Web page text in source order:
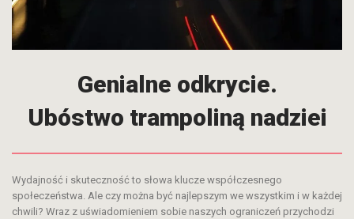
Genialne odkrycie.
Ubóstwo trampoliną nadziei
Wydajność i skuteczność to słowa klucze współczesnego
społeczeństwa. Ale czy można być najlepszym we wszystkim i w każdej
chwili? Wraz z uświadomieniem sobie naszych ograniczeń przychodzi